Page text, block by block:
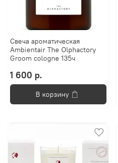
Свеча ароматическая
Ambientair The Olphactory
Groom cologne 135ч
1 600 р.
В корзину